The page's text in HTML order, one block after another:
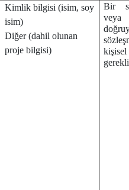
Kimlik bilgisi (isim, soy
isim)
Diğer (dahil olunan
proje bilgisi)
Bir
veya